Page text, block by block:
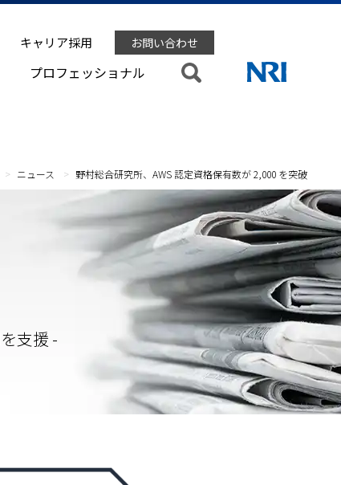
プロフェッショナル
キャリア採用 お問い合わせ
ニュース 野村総合研究所、AWS 認定資格保有数が 2,000 を突破
支援 -